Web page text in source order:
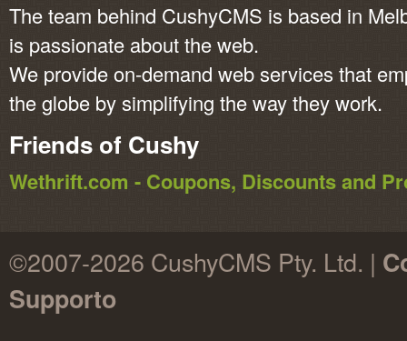
The team behind CushyCMS is based in
is passionate about the web.
We provide on-demand web services that
the globe by simplifying the way they work.
Friends of Cushy
Wethrift.com - Coupons, Discounts and
©2007-2026 CushyCMS Pty. Ltd. |
Supporto